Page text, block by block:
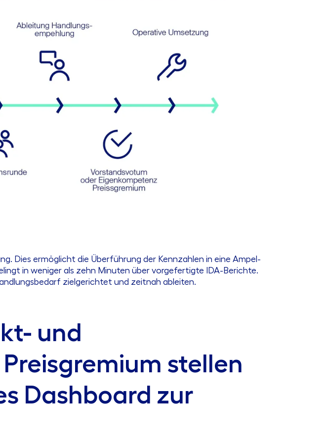
Dies ermöglicht die Überführung der Kennzahlen in eine Ampel-
in weniger als zehn Minuten über vorgefertigte IDA-Berichte.
zielgerichtet und zeitnah ableiten.
und
stellen
Dashboard zur